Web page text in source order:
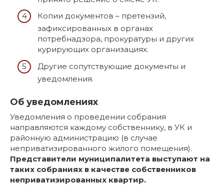
Копии документов – претензий,
зафиксированных в органах
потребнадзора, прокуратуры и других
курирующих организациях.
Другие сопутствующие документы и
уведомления.
Об уведомлениях
Уведомления о проведении собрания
направляются каждому собственнику, в УК и
районную администрацию (в случае
неприватизированного жилого помещения).
Представители муниципалитета выступают на
таких собраниях в качестве собственников
неприватизированных квартир.